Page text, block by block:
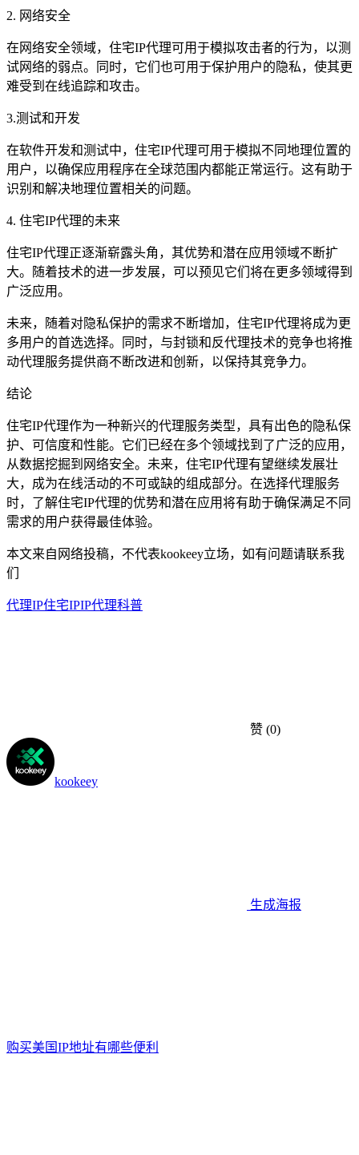
2. 网络安全
在网络安全领域，住宅IP代理可用于模拟攻击者的行为，以测
试网络的弱点。同时，它们也可用于保护用户的隐私，使其更
难受到在线追踪和攻击。
3.测试和开发
在软件开发和测试中，住宅IP代理可用于模拟不同地理位置的
用户，以确保应用程序在全球范围内都能正常运行。这有助于
识别和解决地理位置相关的问题。
4. 住宅IP代理的未来
住宅IP代理正逐渐崭露头角，其优势和潜在应用领域不断扩
大。随着技术的进一步发展，可以预见它们将在更多领域得到
广泛应用。
未来，随着对隐私保护的需求不断增加，住宅IP代理将成为更
多用户的首选选择。同时，与封锁和反代理技术的竞争也将推
动代理服务提供商不断改进和创新，以保持其竞争力。
结论
住宅IP代理作为一种新兴的代理服务类型，具有出色的隐私保
护、可信度和性能。它们已经在多个领域找到了广泛的应用，
从数据挖掘到网络安全。未来，住宅IP代理有望继续发展壮
大，成为在线活动的不可或缺的组成部分。在选择代理服务
时，了解住宅IP代理的优势和潜在应用将有助于确保满足不同
需求的用户获得最佳体验。
本文来自网络投稿，不代表kookeey立场，如有问题请联系我
们
代理IP住宅IPIP代理科普
赞 (0)
kookeey
生成海报
购买美国IP地址有哪些便利